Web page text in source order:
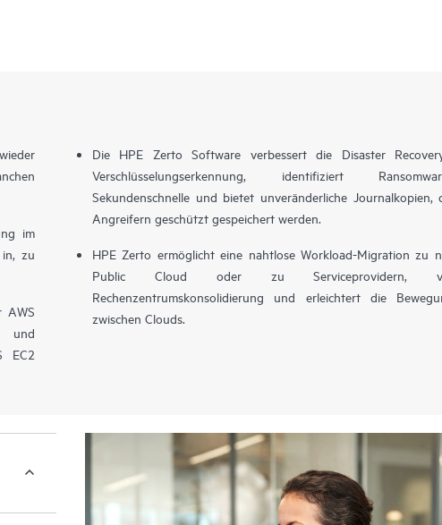
im
zu
AWS
und
EC2
Die HPE Zerto Software verbessert die Disaster
Verschlüsselungserkennung, identifiziert
Sekundenschnelle und bietet unveränderliche
Angreifern geschützt gespeichert werden.
HPE Zerto ermöglicht eine nahtlose Workload-Migration zu
Public Cloud oder zu Serviceprovidern,
Rechenzentrumskonsolidierung und erleichtert die
zwischen Clouds.